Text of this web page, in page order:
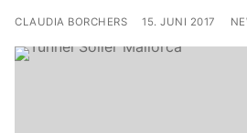
CLAUDIA BORCHERS 15. JUNI 2017